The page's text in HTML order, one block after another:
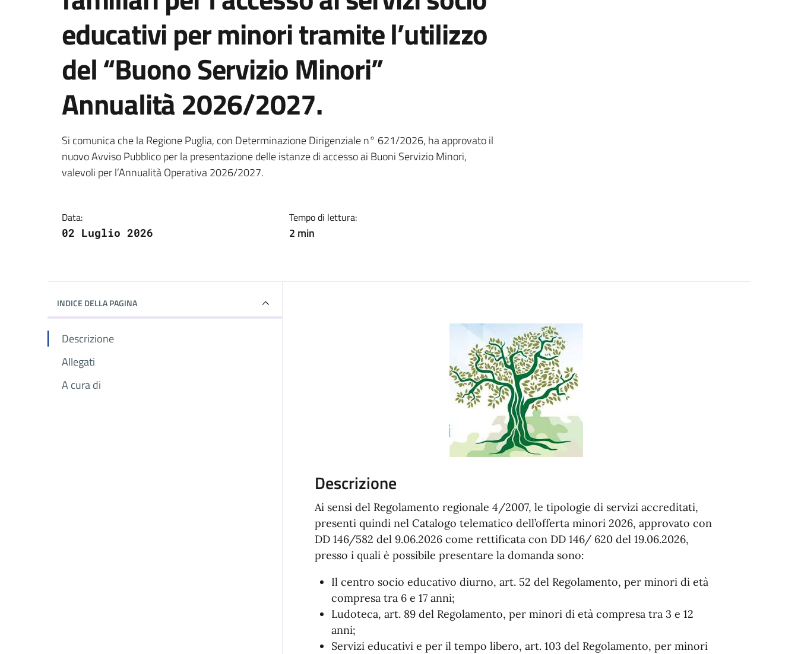
educativi per minori tramite l’utilizzo
del “Buono Servizio Minori”
Annualità 2026/2027.
Dettagli della notizia
Si comunica che la Regione Puglia, con Determinazione Dirigenziale n° 621/2026, ha approvato il
nuovo Avviso Pubblico per la presentazione delle istanze di accesso ai Buoni Servizio Minori,
valevoli per l’Annualità Operativa 2026/2027.
Data:
02 Luglio 2026
Tempo di lettura:
2 min
INDICE DELLA PAGINA
Descrizione
Allegati
A cura di
Descrizione
Ai sensi del Regolamento regionale 4/2007, le tipologie di servizi accreditati,
presenti quindi nel Catalogo telematico dell’offerta minori 2026, approvato con
DD 146/582 del 9.06.2026 come rettificata con DD 146/ 620 del 19.06.2026,
presso i quali è possibile presentare la domanda sono:
Il centro socio educativo diurno, art. 52 del Regolamento, per minori di età
compresa tra 6 e 17 anni;
Ludoteca, art. 89 del Regolamento, per minori di età compresa tra 3 e 12
anni;
Servizi educativi e per il tempo libero, art. 103 del Regolamento, per minori